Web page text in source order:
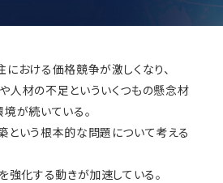
おける価格競争が激しくなり、
人材の不足といういくつもの懸念材
が続いている。
という根本的な問題について考える
強化する動きが加速している。